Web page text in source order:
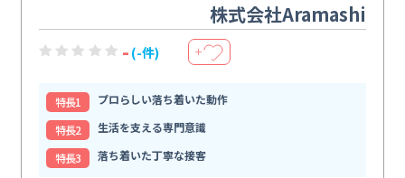
株式会社Aramashi
- (-件) ＋
特⻑1
プロらしい落ち着いた動作
特⻑2
生活を支える専門意識
特⻑3
落ち着いた丁寧な接客